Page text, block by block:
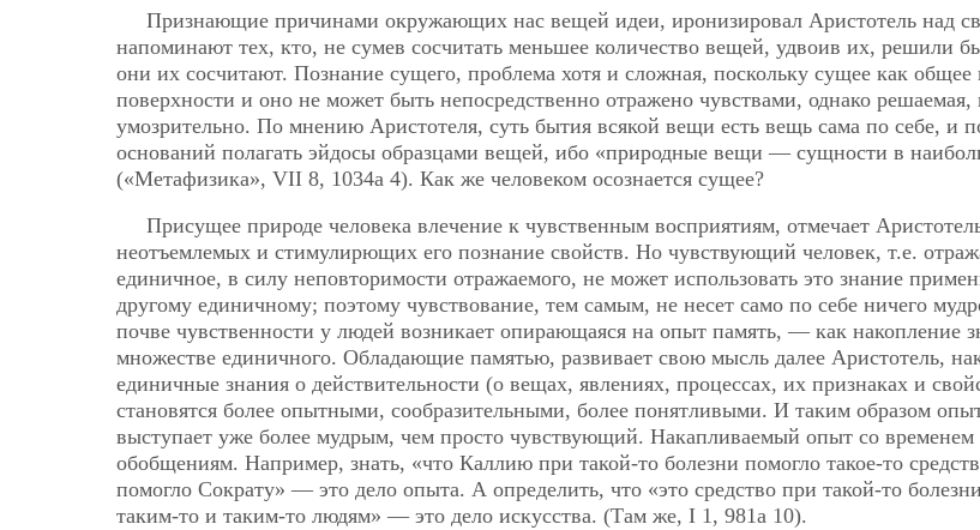
Признающие причинами окружающих нас вещей идеи, иронизировал Аристотель над
напоминают тех, кто, не сумев сосчитать меньшее количество вещей, удвоив их, решили
они их сосчитают. Познание сущего, проблема хотя и сложная, поскольку сущее как общее
поверхности и оно не может быть непосредственно отражено чувствами, однако
умозрительно. По мнению Аристотеля, суть бытия всякой вещи есть вещь сама по себе, и
оснований полагать эйдосы образцами вещей, ибо «природные вещи — сущности в
(«Метафизика», VII 8, 1034a 4). Как же человеком осознается сущее?
Присущее природе человека влечение к чувственным восприятиям, отмечает
неотъемлемых и стимулирющих его познание свойств. Но чувствующий человек, т.е.
единичное, в силу неповторимости отражаемого, не может использовать это знание
другому единичному; поэтому чувствование, тем самым, не несет само по себе ничего
почве чувственности у людей возникает опирающаяся на опыт память, — как накопление
множестве единичного. Обладающие памятью, развивает свою мысль далее Аристотель,
единичные знания о действительности (о вещах, явлениях, процессах, их признаках и
становятся более опытными, сообразительными, более понятливыми. И таким образом
выступает уже более мудрым, чем просто чувствующий. Накапливаемый опыт со временем
обобщениям. Например, знать, «что Каллию при такой-то болезни помогло такое-то
помогло Сократу» — это дело опыта. А определить, что «это средство при такой-то
таким-то и таким-то людям» — это дело искусства. (Там же, I 1, 981a 10).